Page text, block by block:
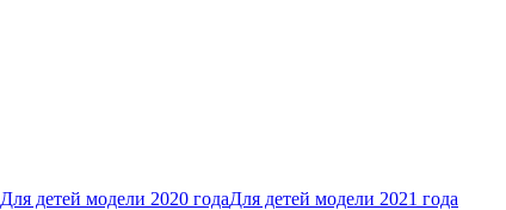
Для детей модели 2020 годаДля детей модели 2021 года